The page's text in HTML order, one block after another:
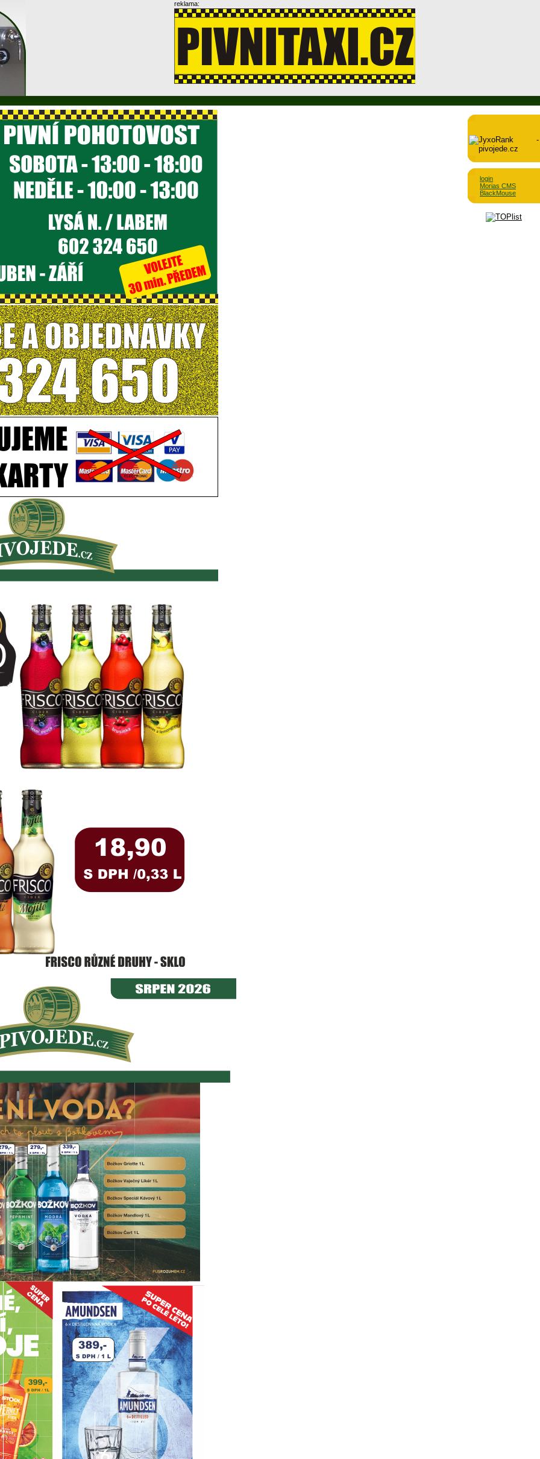
reklama:
login
Morias CMS
BlackMouse